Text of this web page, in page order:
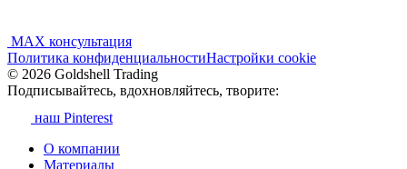
MAX консультация
Политика конфиденциальностиНастройки cookie
© 2026 Goldshell Trading
Подписывайтесь, вдохновляйтесь, творите:
наш Pinterest
О компании
Материалы